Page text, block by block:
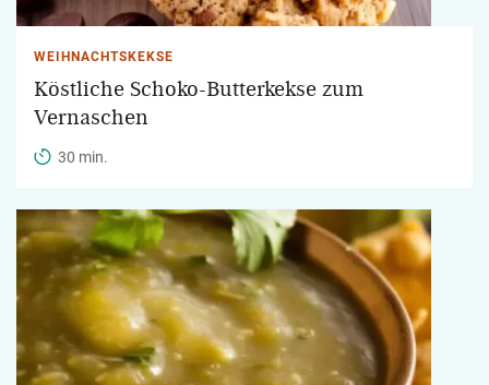
WEIHNACHTSKEKSE
Köstliche Schoko-Butterkekse zum
Vernaschen
30 min.